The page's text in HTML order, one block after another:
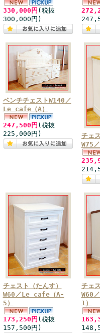
330,000円 (税抜
300,000円)
ベンチチェストW140／
Le cafe（A）
247,500円 (税抜
225,000円)
チェ
W75
チェスト（たんす）
W60／Le cafe（A-
5）
173,250円 (税抜
157,500円)
チェ
W60
1）